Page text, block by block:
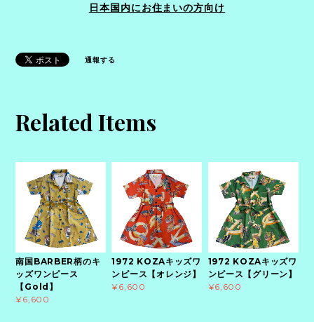
日本国内にお住まいの方向け
通報する
Related Items
南国BARBER柄のキ
ッズワンピース
【Gold】
¥6,600
1972 KOZAキッズワ
ンピース【オレンジ】
¥6,600
1972 KOZAキッズワ
ンピース【グリーン】
¥6,600